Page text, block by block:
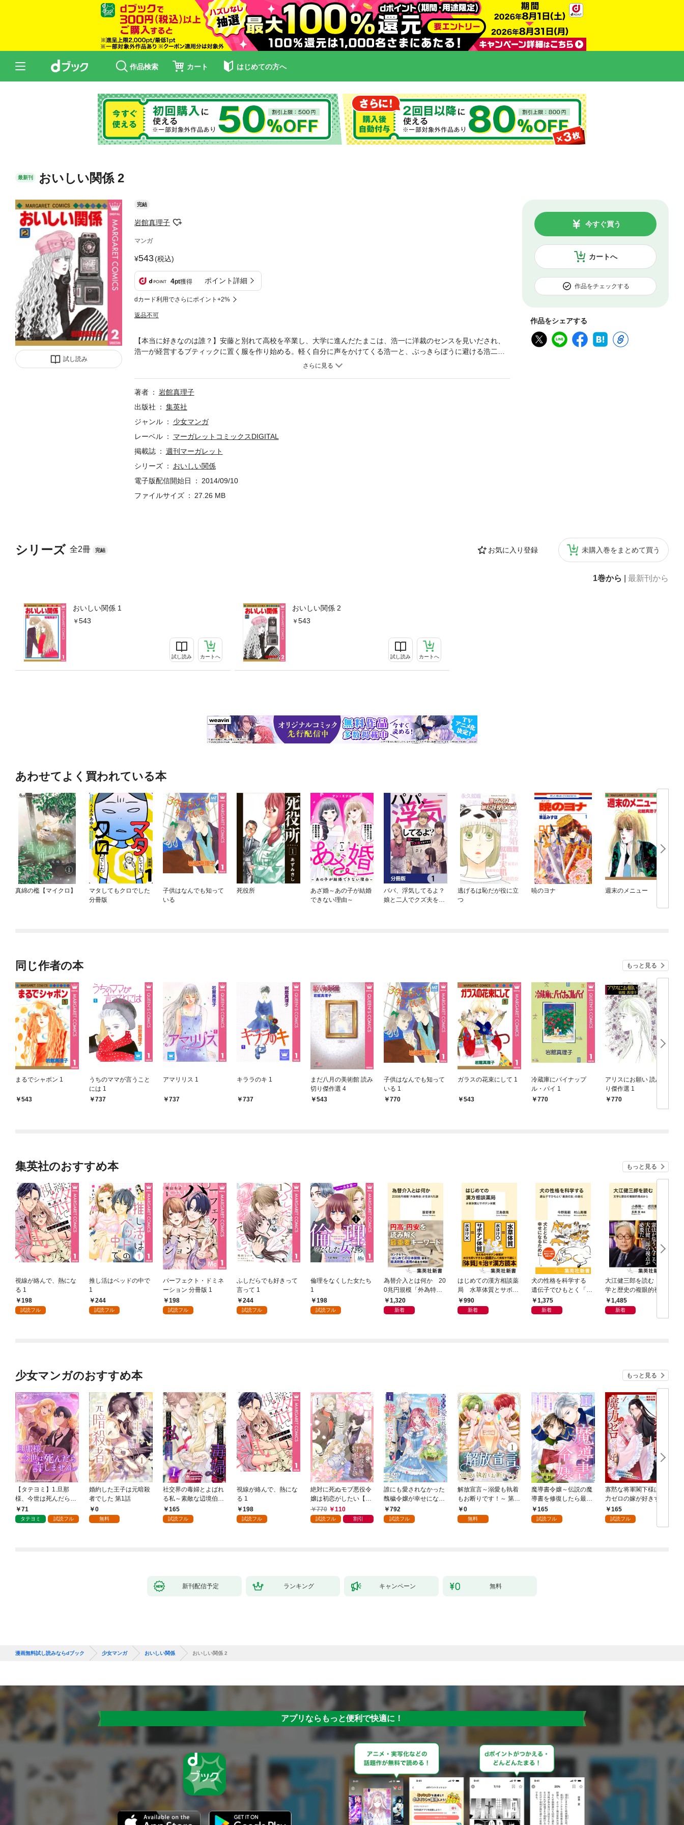
作品検索 カート はじめての方へ
最新刊 おいしい関係 2
試し読み
完結
岩館真理子
マンガ
543(税込)
4pt獲得 ポイント詳細
dカード利用でさらにポイント+2%
返品不可
カートへ
今すぐ買う
作品をチェックする
作品をシェアする
シリーズ 全2冊 完結 お気に入り登録 未購入巻をまとめて買う
1巻から 最新刊から
おいしい関係 1
543
試し読み カートへ
おいしい関係 2
543
試し読み カートへ
【本当に好きなのは誰？】安藤と別れて高校を卒業し、大学に進んだたまこは、浩一に洋裁のセンスを見いだされ、
浩一が経営するブティックに置く服を作り始める。軽く自分に声をかけてくる浩一と、ぶっきらぼうに避ける浩二の
間で揺れ動きながら。しかしどちらも本当はたまこのことを好きでないと、感じていて…。 【同時収録】5月にお会
著者
岩館真理子
出版社
集英社
ジャンル
少女マンガ
レーベル
マーガレットコミックスDIGITAL
掲載誌
週刊マーガレット
シリーズ
おいしい関係
電子版配信開始日
2014/09/10
ファイルサイズ
27.26 MB
あわせてよく買われている本
真綿の檻【マイクロ】
マタしてもクロでした
分冊版
子供はなんでも知って
いる
死役所
あざ婚～あの子が結婚
できない理由～
パパ、浮気してるよ？
娘と二人でクズ夫を捨
逃げるは恥だが役に立
つ
暁のヨナ 週末のメニュー
同じ作者の本 もっと見る
まるでシャボン 1
543
うちのママが言うこと
には 1
737
アマリリス 1
737
キララのキ 1
737
まだ八月の美術館 読み
切り傑作選 4
543
子供はなんでも知って
いる 1
770
ガラスの花束にして 1
543
冷蔵庫にパイナップ
ル・パイ 1
770
アリスにお願い 読み切
り傑作選 1
770
集英社のおすすめ本 もっと見る
視線が絡んで、熱にな
る 1
198
試読フル
推し活はベッドの中で
1
244
試読フル
パーフェクト・ドミネ
ーション 分冊版 1
198
試読フル
ふしだらでも好きって
言って 1
244
試読フル
倫理をなくした女たち
1
198
試読フル
為替介入とは何か 20
0兆円規模「外為特
会」が生まれた謎
1,320
新着
はじめての漢方相談薬
局 水草体質とサボテ
ン体質
990
新着
犬の性格を科学する
遺伝子でひもとく「最
良の友」の進化
1,375
新着
大江健三郎を読む 文
学と歴史の複眼的視点
から1,485
新着
少女マンガのおすすめ本 もっと見る
【タテヨミ】1.旦那
様、今世は死んだら許
しません
71
タテヨミ 試読フル
婚約した王子は元暗殺
者でした 第1話
0
無料
社交界の毒婦とよばれ
る私～素敵な辺境伯令
息に腕を折られたの
で、責任とってもらい
165
試読フル
視線が絡んで、熱にな
る 1
198
試読フル
絶対に死ぬモブ悪役令
嬢は初恋がしたい【単
行本版】 1巻
770 110
試読フル 割引
誰にも愛されなかった
醜穢令嬢が幸せになる
まで 1
792
試読フル
解放宣言～溺愛も執着
もお断りです！～ 第1
話0
無料
魔導書令嬢～伝説の魔
導書を修復したら最強
の精霊が味方になりま
した（クールな王弟殿
165
試読フル
寡黙な将軍閣下様は魔
力ゼロの嫁が好きすぎ
る～なぜか旦那様の心
の声が聞こえます！？
～［1話売り］ story0
165
試読フル
新刊配信予定 ランキング キャンペーン 無料
漫画無料試し読みならdブック 少女マンガ おいしい関係 おいしい関係 2
アプリならもっと便利で快適に！